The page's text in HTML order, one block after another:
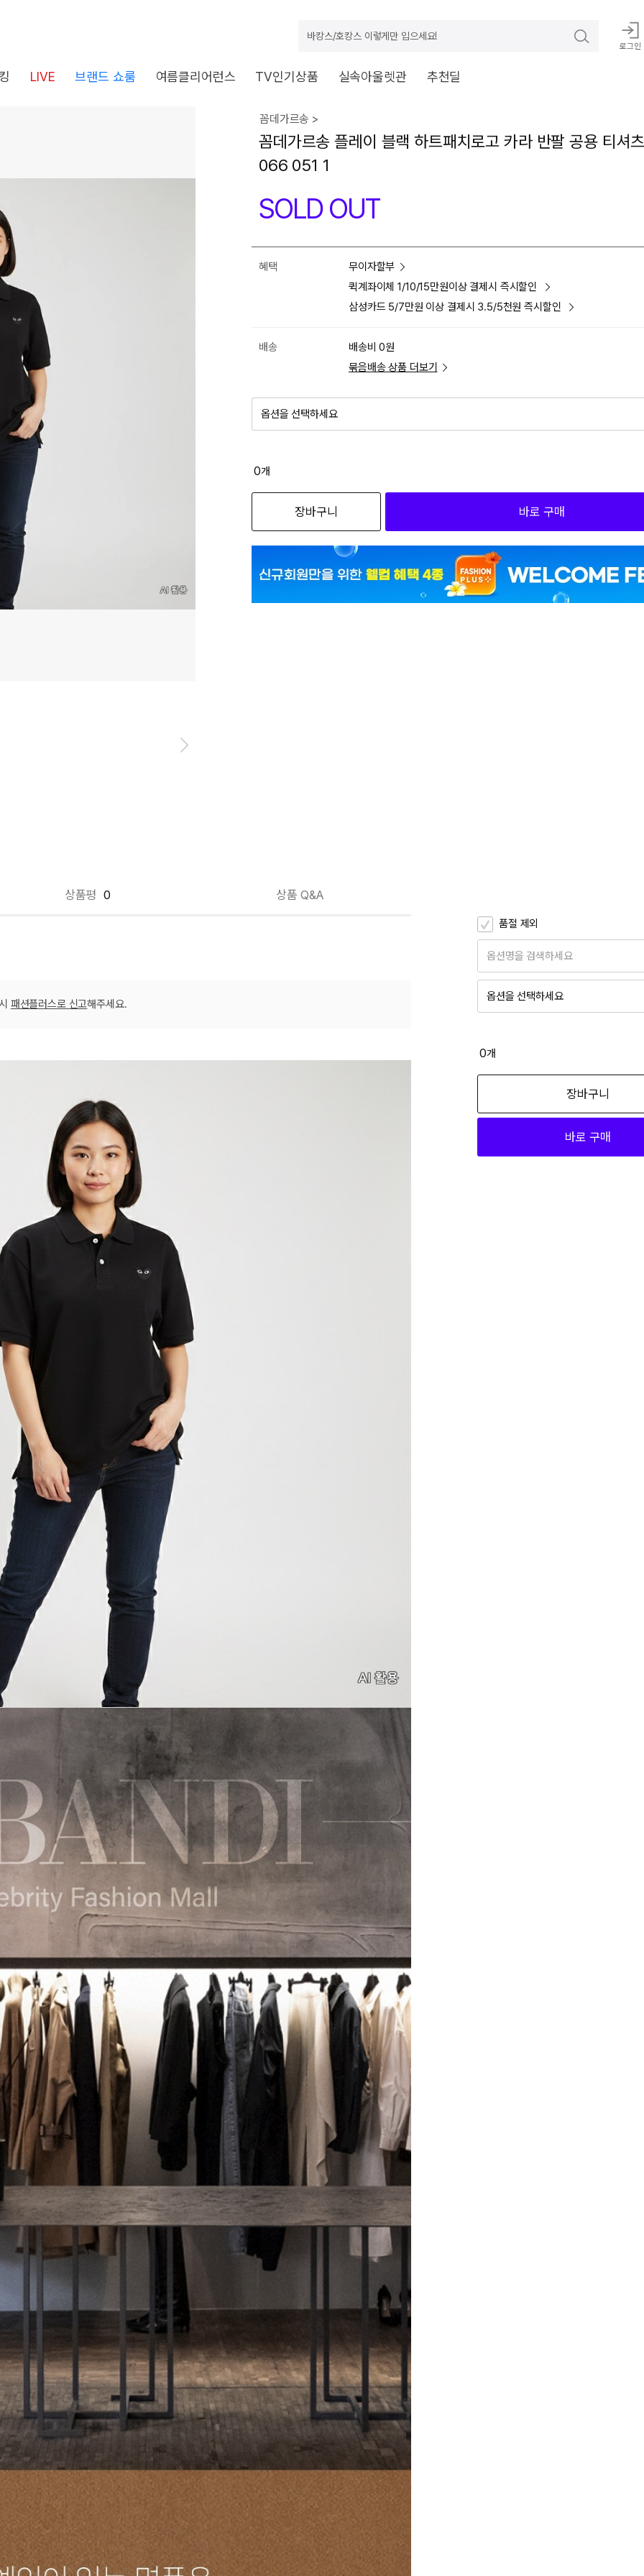
바캉스/호캉스 이렇게만 입으세요!
로그인
LIVE 브랜드 쇼룸 여름클리어런스 TV인기상품 실속아울렛관 추천딜
장바구니 쿠폰
가능 쿠폰
전체 다운로드
습니다.
품이에요
어떠세요?
쇼핑 계속하기 장바구니 가기
꼼데가르송 >
꼼데가르송 플레이 블랙 하트패치로고 카라 반팔 공용 티셔
066 051 1
SOLD OUT
혜택
무이자할부
퀵계좌이체 1/10/15만원이상 결제시 즉시할인
삼성카드 5/7만원 이상 결제시 3.5/5천원 즉시할인
배송
배송비 0원
묶음배송 상품 더보기
옵션을 선택하세요
0개
장바구니 바로 구매
상품평 0 상품 Q&A
품절 제외
옵션명을 검색하세요
옵션을 선택하세요
0개
장바구니
바로 구매